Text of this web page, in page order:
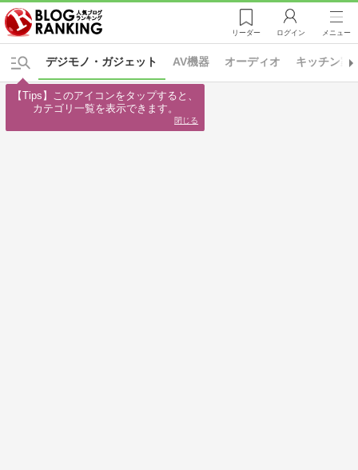
リーダー ログイン メニュー
AV機器 オーディオ キッチン家
デジモノ・ガジェット
【Tips】このアイコンをタップすると、
カテゴリ一覧を表示できます。
閉じる